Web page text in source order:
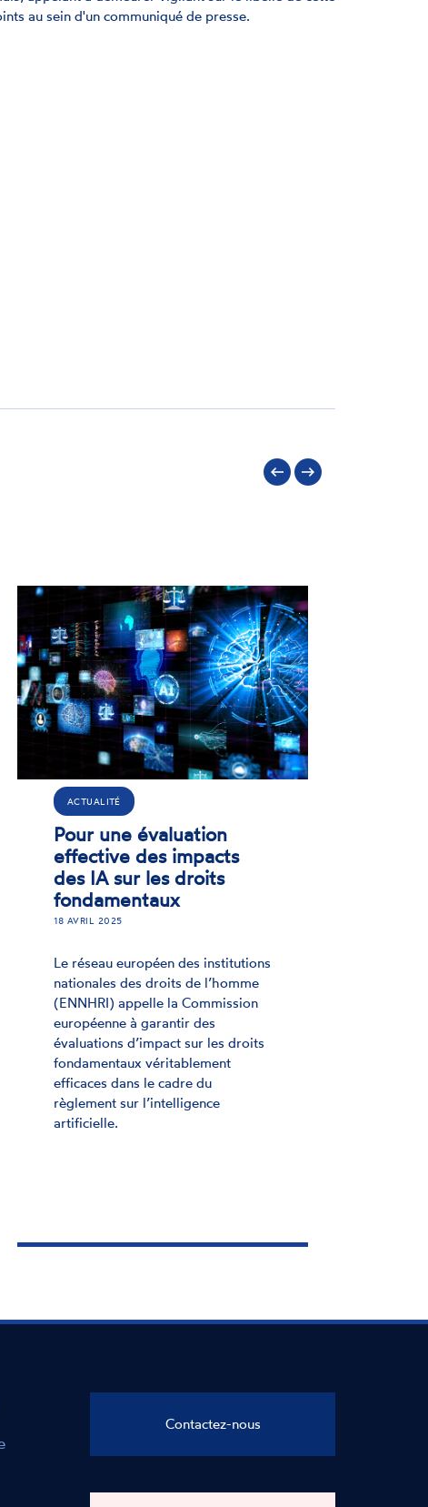
au sein d'un communiqué de presse.
ACTUALITÉ
Pour une évaluation
effective des impacts
des IA sur les droits
fondamentaux
18 AVRIL 2025
Le réseau européen des institutions
nationales des droits de l’homme
(ENNHRI) appelle la Commission
européenne à garantir des
évaluations d’impact sur les droits
fondamentaux véritablement
efficaces dans le cadre du
règlement sur l’intelligence
artificielle.
Contactez-nous